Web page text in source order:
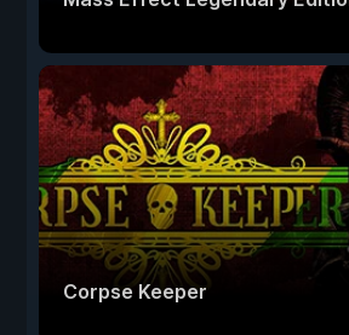
Corpse Keeper